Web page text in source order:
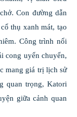
Con đường dẫn
thụ xanh mát, tạo
Công trình nổi
cong uyển chuyển,
mang giá trị lịch sử
quan trọng, Katori
giữa cảnh quan